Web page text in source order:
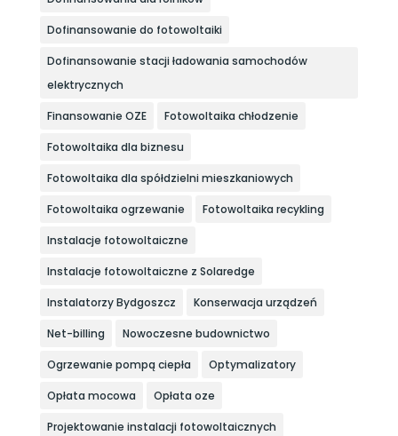
Dofinansowanie do fotowoltaiki
Dofinansowanie stacji ładowania samochodów
elektrycznych
Finansowanie OZE Fotowoltaika chłodzenie
Fotowoltaika dla biznesu
Fotowoltaika dla spółdzielni mieszkaniowych
Fotowoltaika ogrzewanie Fotowoltaika recykling
Instalacje fotowoltaiczne
Instalacje fotowoltaiczne z Solaredge
Instalatorzy Bydgoszcz Konserwacja urządzeń
Net-billing Nowoczesne budownictwo
Ogrzewanie pompą ciepła Optymalizatory
Opłata mocowa Opłata oze
Projektowanie instalacji fotowoltaicznych